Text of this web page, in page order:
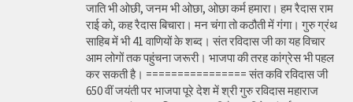
जाति भी ओछी, जनम भी ओछा, ओछा कर्म हमारा। हम रैदास राम
राई को, कह रैदास बिचारा। मन चंगा तो कठौती में गंगा। गुरु ग्रंथ
साहिब में भी 41 वाणियों के शब्द। संत रविदास जी का यह विचार
आम लोगों तक पहुंचना जरूरी। भाजपा की तरह कांग्रेस भी पहल
कर सकती है। ================ संत कवि रविदास जी
650 वीं जयंती पर भाजपा पूरे देश में श्री गुरु रविदास महाराज